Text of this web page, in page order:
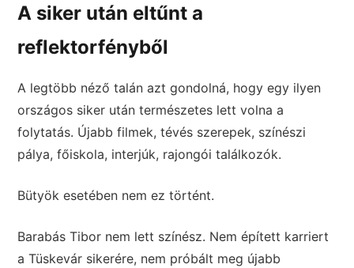
A siker után eltűnt a
reflektorfényből
A legtöbb néző talán azt gondolná, hogy egy ilyen
országos siker után természetes lett volna a
folytatás. Újabb filmek, tévés szerepek, színészi
pálya, főiskola, interjúk, rajongói találkozók.
Bütyök esetében nem ez történt.
Barabás Tibor nem lett színész. Nem épített karriert
a Tüskevár sikerére, nem próbált meg újabb